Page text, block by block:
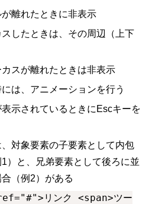
離れたときに非表示
したときは、その周辺（上下
スが離れたときは非表示
は、アニメーションを行う
示されているときにEscキーを
対象要素の子要素として内包
）と、兄弟要素として後ろに並
（例2）がある
リンク <span>ツー